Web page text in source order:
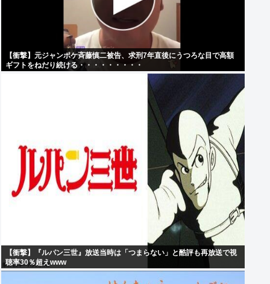
【衝撃】元ジャンポケ斉藤慎二被告、求刑7年直後にうつろな目で高額
ギフトをねだり続ける・・・・・・・・・
【衝撃】『ルパン三世』放送当時は「つまらない」と酷評も再放送で視
聴率30％超えwww